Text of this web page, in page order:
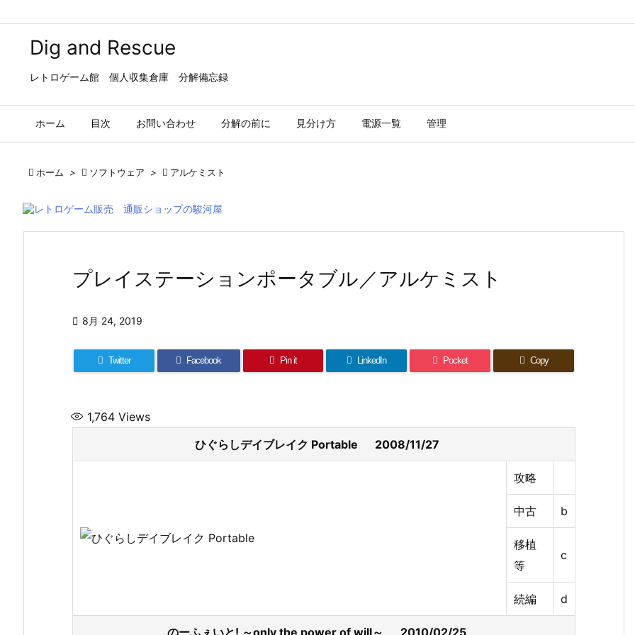
Dig and Rescue
レトロゲーム館 個人収集倉庫 分解備忘録
ホーム 目次 お問い合わせ 分解の前に 見分け方 電源一覧 管理
 ホーム >  ソフトウェア >  アルケミスト
プレイステーションポータブル／アルケミスト
 8月 24, 2019
Twitter Facebook Pin it LinkedIn Pocket Copy
1,764 Views
ひぐらしデイブレイク Portable 2008/11/27
攻略
中古 b
移植
等
c
続編 d
のーふぇいと! ～only the power of will～ 2010/02/25